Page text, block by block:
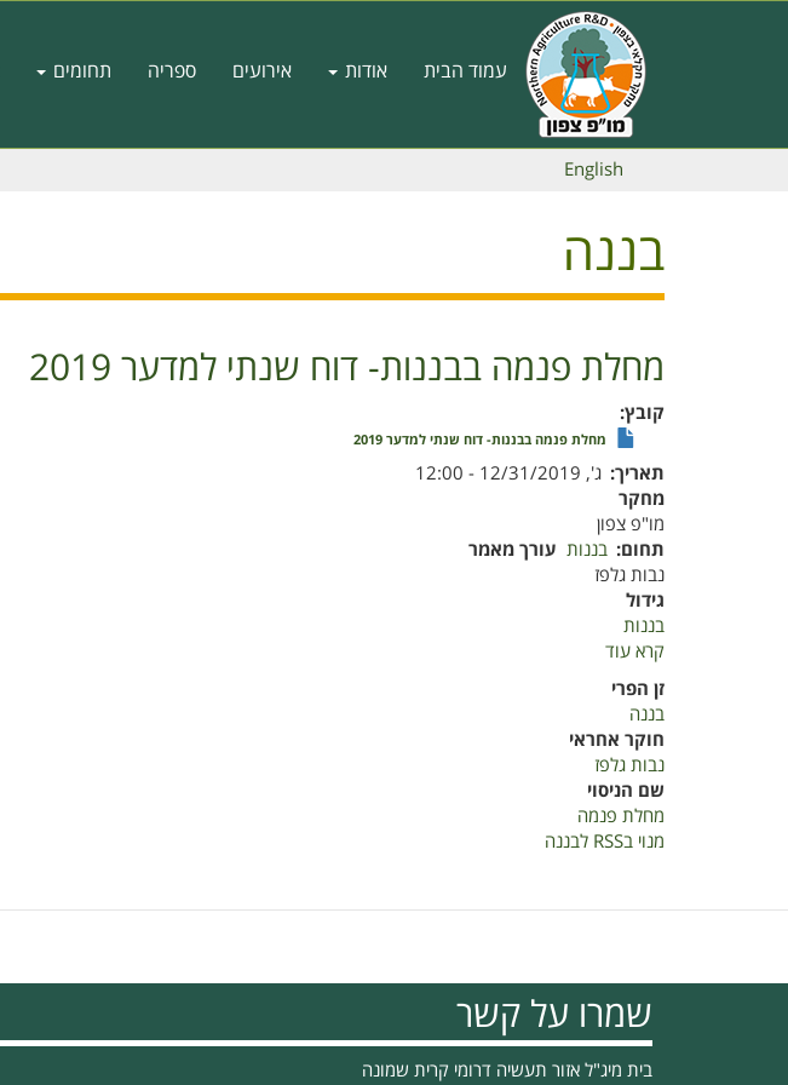
Main
navigation
עמוד הבית אודות אירועים ספריה תחומים
English
בננה
מחלת פנמה בבננות- דוח שנתי למדער 2019
קובץ
מחלת פנמה בבננות- דוח שנתי למדער 2019
תאריך ג', 12/31/2019 - 12:00
מחקר
מו"פ צפון
תחום בננות עורך מאמר
נבות גלפז
גידול
בננות
קרא עוד
דוח
שנתי
למדער
2019
זן הפרי
בננה
חוקר אחראי
נבות גלפז
שם הניסוי
מחלת פנמה
מנוי בRSS לבננה
שמרו על קשר
בית מיג"ל אזור תעשיה דרומי קרית שמונה